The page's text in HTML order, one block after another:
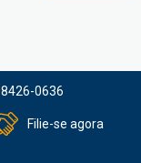
0636
Filie-se agora